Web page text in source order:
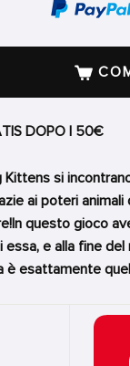
DOPO I 50€
si
ai poteri
questo gioco
essa, e alla fine
è esattamente